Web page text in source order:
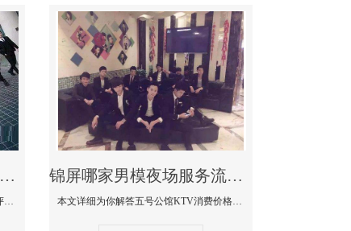
锦屏那个KTV酒吧找男模帅哥男妓多-普罗旺斯KTV真实口碑点评
本文详细为你解答普罗旺斯消费价格点评，更多关于那个KTV酒吧找男模帅哥最多免费咨询150 99997335微信同步！
锦屏哪家男模夜场服务流程全面-五号公馆KTV消费价格点评
本文详细为你解答五号公馆KTV消费价格，更多关于哪家男模夜场服务流程全面免费咨询150 99997335微信同步！